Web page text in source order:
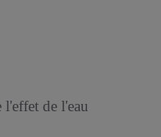
de l'eau